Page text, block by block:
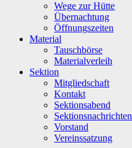
Wege zur Hütte
Übernachtung
Öffnungszeiten
Material
Tauschbörse
Materialverleih
Sektion
Mitgliedschaft
Kontakt
Sektionsabend
Sektionsnachrichten
Vorstand
Vereinssatzung